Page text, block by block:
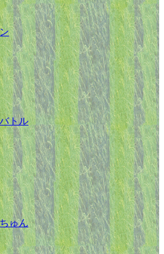
トル
ゅん